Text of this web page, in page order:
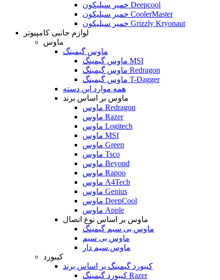
خمیر سیلیکون Deepcool
خمیر سیلیکون CoolerMaster
خمیر سیلیکون Grizzly Kryonaut
لوازم جانبی کامپیوتر
ماوس
ماوس گیمینگ
ماوس گیمینگ MSI
ماوس گیمینگ Redragon
ماوس گیمینگ T-Dagger
همه موارد این دسته
ماوس بر اساس برند
ماوس Redragon
ماوس Razer
ماوس Logitech
ماوس MSI
ماوس Green
ماوس Tsco
ماوس Beyond
ماوس Rapoo
ماوس A4Tech
ماوس Genius
ماوس DeepCool
ماوس Apple
ماوس بر اساس نوع اتصال
ماوس بی سیم گیمینگ
ماوس بی سیم
ماوس سیم دار
کیبورد
کیبورد گیمینگ بر اساس برند
کیبورد گیمینگ Razer